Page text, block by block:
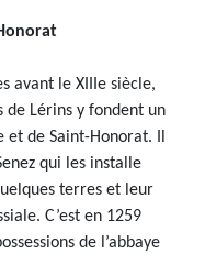
avant le XIIIe siècle,
de Lérins y fondent un
de Saint-Honorat. Il
qui les installe
terres et leur
C’est en 1259
de l’abbaye